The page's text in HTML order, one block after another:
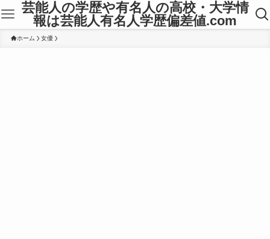
芸能人の学歴や有名人の高校・大学情
報は芸能人有名人学歴偏差値.com
ホーム 女優